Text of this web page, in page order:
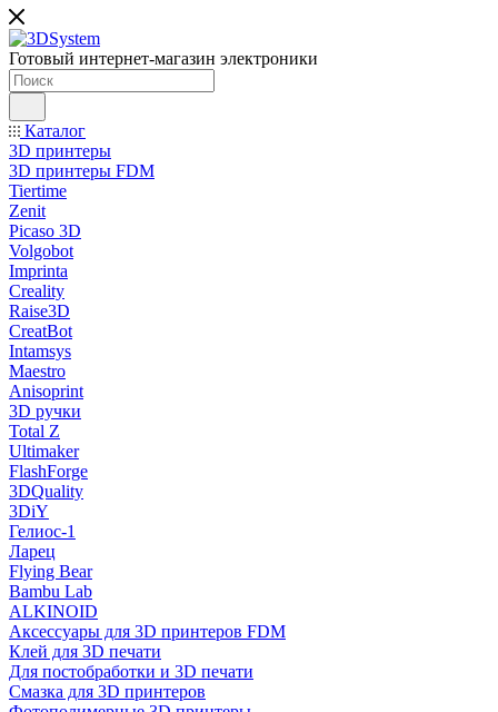
Готовый интернет-магазин электроники
Каталог
3D принтеры
3D принтеры FDM
Tiertime
Zenit
Picaso 3D
Volgobot
Imprinta
Creality
Raise3D
CreatBot
Intamsys
Maestro
Anisoprint
3D ручки
Total Z
Ultimaker
FlashForge
3DQuality
3DiY
Гелиос-1
Ларец
Flying Bear
Bambu Lab
ALKINOID
Аксессуары для 3D принтеров FDM
Клей для 3D печати
Для постобработки и 3D печати
Смазка для 3D принтеров